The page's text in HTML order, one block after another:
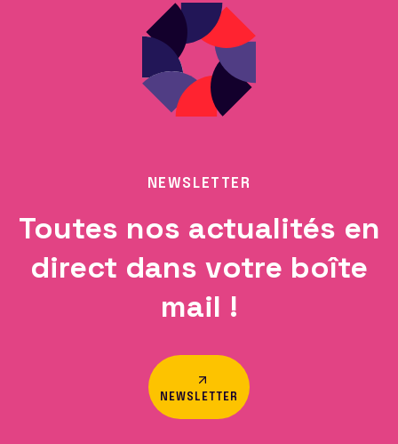
NEWSLETTER
Toutes nos actualités en
direct dans votre boîte
mail !
NEWSLETTER